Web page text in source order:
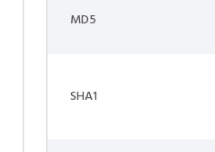
MD5
SHA1